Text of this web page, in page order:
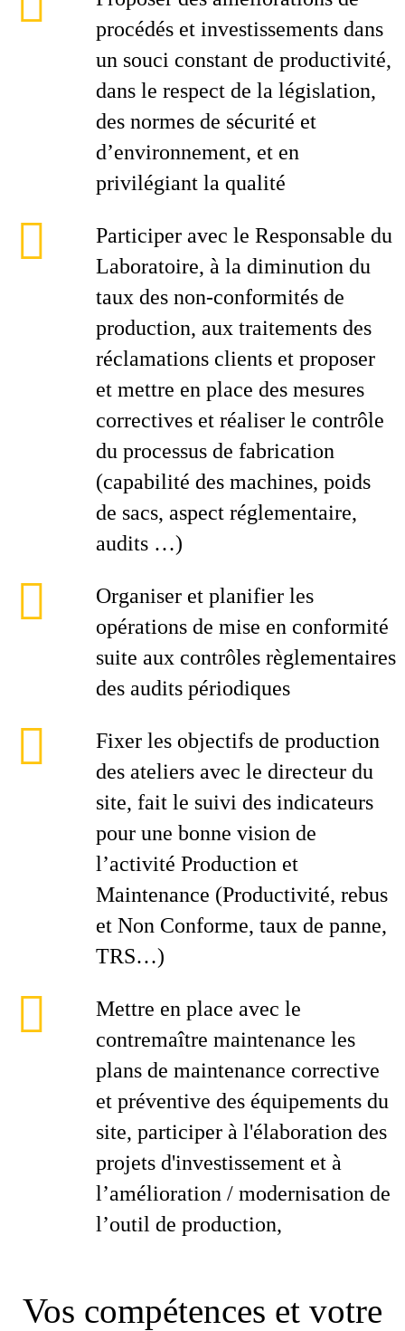
procédés et investissements dans
un souci constant de productivité,
dans le respect de la législation,
des normes de sécurité et
d’environnement, et en
privilégiant la qualité
Participer avec le Responsable du
Laboratoire, à la diminution du
taux des non-conformités de
production, aux traitements des
réclamations clients et proposer
et mettre en place des mesures
correctives et réaliser le contrôle
du processus de fabrication
(capabilité des machines, poids
de sacs, aspect réglementaire,
audits …)
Organiser et planifier les
opérations de mise en conformité
suite aux contrôles règlementaires
des audits périodiques
Fixer les objectifs de production
des ateliers avec le directeur du
site, fait le suivi des indicateurs
pour une bonne vision de
l’activité Production et
Maintenance (Productivité, rebus
et Non Conforme, taux de panne,
TRS…)
Mettre en place avec le
contremaître maintenance les
plans de maintenance corrective
et préventive des équipements du
site, participer à l'élaboration des
projets d'investissement et à
l’amélioration / modernisation de
l’outil de production,
Vos compétences et votre